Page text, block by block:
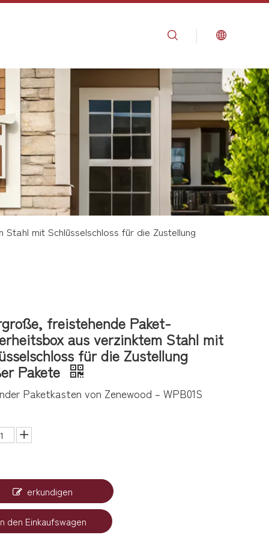
mit Schlüsselschloss für die Zustellung
freistehende Paket-
aus verzinktem Stahl mit
für die Zustellung
Pakete
Paketkasten von Zenewood – WPB01S
erkundigen
den Einkaufswagen